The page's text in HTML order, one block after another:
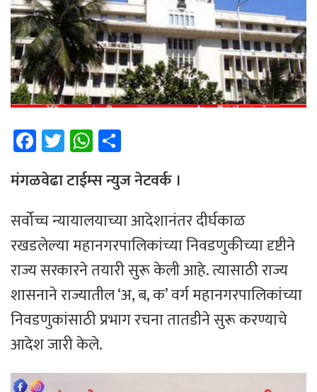
Fa
ce
b
o
ok
T
wi
tt
er
W
h
at
sA
p
p
ar
e
मंगळवेढा टाईम्स न्युज नेटवर्क ।
सर्वोच्च न्यायालयाच्या आदेशानंतर दीर्घकाळ
रखडलेल्या महानगरपालिकांच्या निवडणुकीच्या दृष्टीने
राज्य सरकारने तयारी सुरू केली आहे. त्यासाठी राज्य
शासनाने राज्यातील ‘अ, ब, क’ वर्ग महानगरपालिकांच्या
निवडणुकांसाठी प्रभाग रचना तातडीने सुरू करण्याचे
आदेश जारी केले.